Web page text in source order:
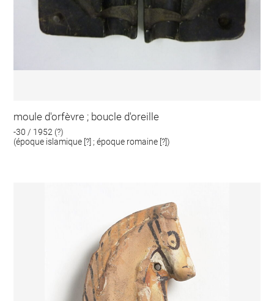
moule d'orfèvre ; boucle d'oreille
-30 / 1952 (?)
(époque islamique [?] ; époque romaine [?])